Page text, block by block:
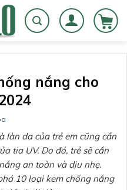
nắng cho
làn da của trẻ em cũng cần
tia UV. Do đó, trẻ sẽ cần
an toàn và dịu nhẹ.
10 loại kem chống nắng